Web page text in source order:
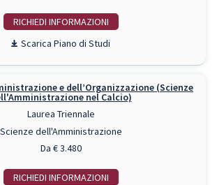
RICHIEDI INFO
Piano di Studi
e dell’Organizzazione (Scienze
nel Calcio)
Laurea Triennale
Scienze dell'Amministrazione
Da € 3.480
RICHIEDI INFO